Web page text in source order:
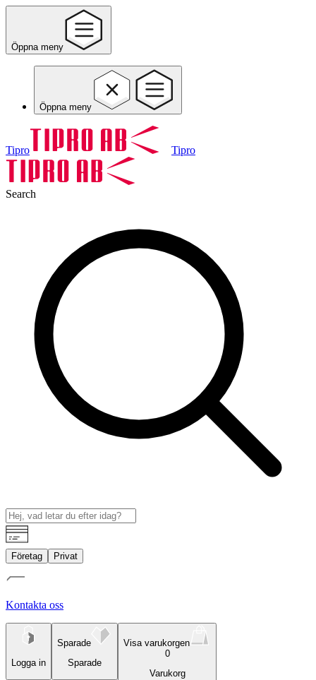
Öppna meny
Öppna meny
Tipro Tipro
Search
Företag Privat
Kontakta oss
Logga in
Sparade
Sparade
Visa varukorgen
0
Varukorg